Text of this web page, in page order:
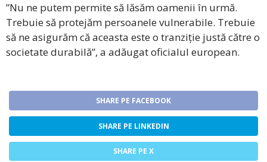
”Nu ne putem permite să lăsăm oamenii în urmă.
Trebuie să protejăm persoanele vulnerabile. Trebuie
să ne asigurăm că aceasta este o tranziție justă către o
societate durabilă”, a adăugat oficialul european.
SHARE PE FACEBOOK
SHARE PE LINKEDIN
SHARE PE X